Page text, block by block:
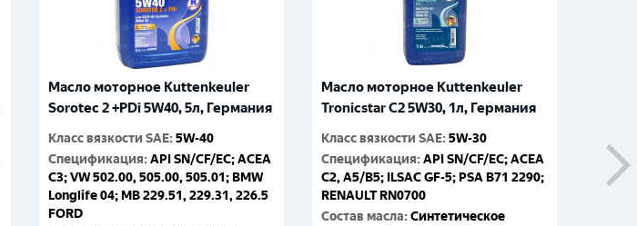
Масло моторное Kuttenkeuler
Sorotec 2 +PDi 5W40, 5л, Германия
Класс вязкости SAE:5W-40
Спецификация:API SN/CF/EC; ACEA
C3; VW 502.00, 505.00, 505.01; BMW
Longlife 04; MB 229.51, 229.31, 226.5
FORD
Масло моторное Kuttenkeuler
Tronicstar C2 5W30, 1л, Германия
Класс вязкости SAE:5W-30
Спецификация:API SN/CF/EC; ACEA
C2, A5/B5; ILSAC GF-5; PSA B71 2290;
RENAULT RN0700
Состав масла:Синтетическое
C2,